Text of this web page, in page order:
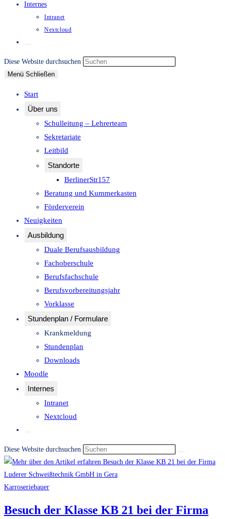
Internes
Intranet
Nextcloud
umschalten
Diese Website durchsuchen
Menü Schließen
Start
Über uns
Schulleitung – Lehrerteam
Sekretariate
Leitbild
Standorte
BerlinerStr157
Beratung und Kummerkasten
Förderverein
Neuigkeiten
Ausbildung
Duale Berufsausbildung
Fachoberschule
Berufsfachschule
Berufsvorbereitungsjahr
Vorklasse
Stundenplan / Formulare
Krankmeldung
Stundenplan
Downloads
Moodle
Internes
Intranet
Nextcloud
umschalten
Diese Website durchsuchen
Karroseriebauer
Besuch der Klasse KB 21 bei der Firma